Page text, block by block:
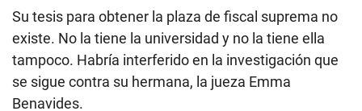
Su tesis para obtener la plaza de fiscal suprema no
existe. No la tiene la universidad y no la tiene ella
tampoco. Habría interferido en la investigación que
se sigue contra su hermana, la jueza Emma
Benavides.